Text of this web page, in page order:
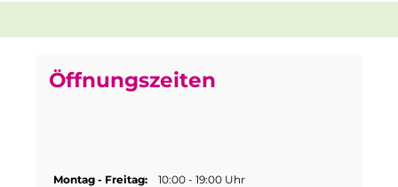
Öffnungszeiten
Montag - Freitag: 10:00 - 19:00 Uhr